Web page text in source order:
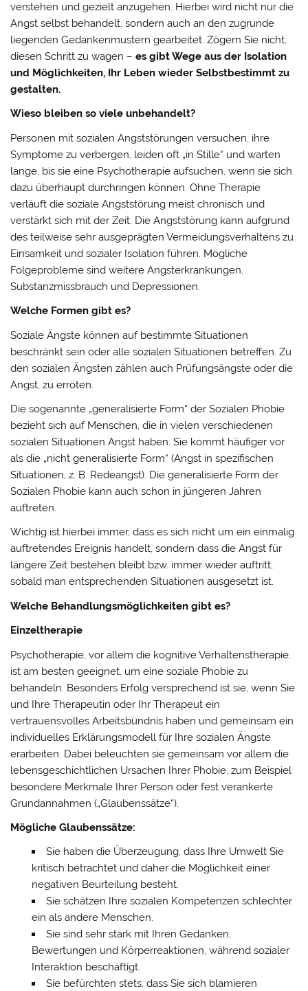
verstehen und gezielt anzugehen. Hierbei wird nicht nur die
Angst selbst behandelt, sondern auch an den zugrunde
liegenden Gedankenmustern gearbeitet. Zögern Sie nicht,
diesen Schritt zu wagen –es gibt Wege aus der Isolation
und Möglichkeiten, Ihr Leben wieder Selbstbestimmt zu
gestalten.
Wieso bleiben so viele unbehandelt?
Personen mit sozialen Angststörungen versuchen, ihre
Symptome zu verbergen, leiden oft „in Stille“ und warten
lange, bis sie eine Psychotherapie aufsuchen, wenn sie sich
dazu überhaupt durchringen können. Ohne Therapie
verläuft die soziale Angststörung meist chronisch und
verstärkt sich mit der Zeit. Die Angststörung kann aufgrund
des teilweise sehr ausgeprägten Vermeidungsverhaltens zu
Einsamkeit und sozialer Isolation führen. Mögliche
Folgeprobleme sind weitere Angsterkrankungen,
Substanzmissbrauch und Depressionen.
Welche Formen gibt es?
Soziale Ängste können auf bestimmte Situationen
beschränkt sein oder alle sozialen Situationen betreffen. Zu
den sozialen Ängsten zählen auch Prüfungsängste oder die
Angst, zu erröten.
Die sogenannte „generalisierte Form“ der Sozialen Phobie
bezieht sich auf Menschen, die in vielen verschiedenen
sozialen Situationen Angst haben. Sie kommt häufiger vor
als die „nicht generalisierte Form“ (Angst in spezifischen
Situationen, z. B. Redeangst). Die generalisierte Form der
Sozialen Phobie kann auch schon in jüngeren Jahren
auftreten.
Wichtig ist hierbei immer, dass es sich nicht um ein einmalig
auftretendes Ereignis handelt, sondern dass die Angst für
längere Zeit bestehen bleibt bzw. immer wieder auftritt,
sobald man entsprechenden Situationen ausgesetzt ist.
Welche Behandlungsmöglichkeiten gibt es?
Einzeltherapie
Psychotherapie, vor allem die kognitive Verhaltenstherapie,
ist am besten geeignet, um eine soziale Phobie zu
behandeln. Besonders Erfolg versprechend ist sie, wenn Sie
und Ihre Therapeutin oder Ihr Therapeut ein
vertrauensvolles Arbeitsbündnis haben und gemeinsam ein
individuelles Erklärungsmodell für Ihre sozialen Ängste
erarbeiten. Dabei beleuchten sie gemeinsam vor allem die
lebensgeschichtlichen Ursachen Ihrer Phobie, zum Beispiel
besondere Merkmale Ihrer Person oder fest verankerte
Grundannahmen („Glaubenssätze“).
​Mögliche Glaubenssätze:
Sie haben die Überzeugung, dass Ihre Umwelt Sie
kritisch betrachtet und daher die Möglichkeit einer
negativen Beurteilung besteht.
Sie schätzen Ihre sozialen Kompetenzen schlechter
ein als andere Menschen.
Sie sind sehr stark mit Ihren Gedanken,
Bewertungen und Körperreaktionen, während sozialer
Interaktion beschäftigt.
Sie befürchten stets, dass Sie sich blamieren